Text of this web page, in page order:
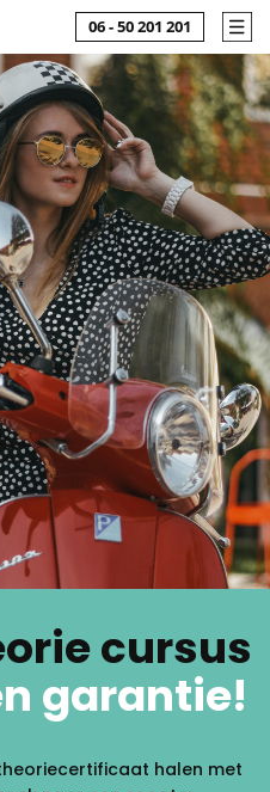
06 - 50 201 201
cursus
garantie!
halen met